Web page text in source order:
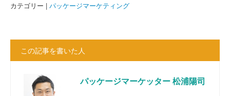
カテゴリー | パッケージマーケティング
この記事を書いた人
パッケージマーケッター 松浦陽司